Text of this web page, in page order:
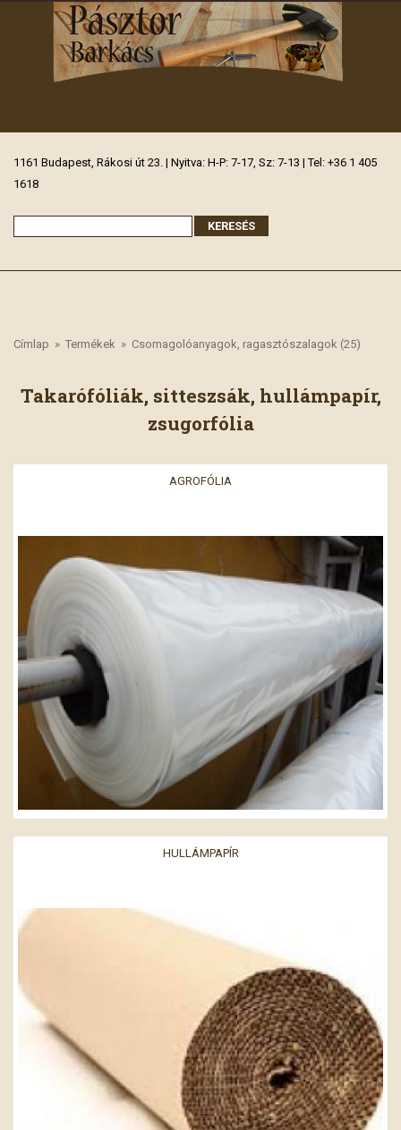
1161 Budapest, Rákosi út 23. | Nyitva: H-P: 7-17, Sz: 7-13 | Tel: +36 1 405
1618
Címlap » Termékek » Csomagolóanyagok, ragasztószalagok (25)
Takarófóliák, sitteszsák, hullámpapír,
zsugorfólia
AGROFÓLIA
HULLÁMPAPÍR